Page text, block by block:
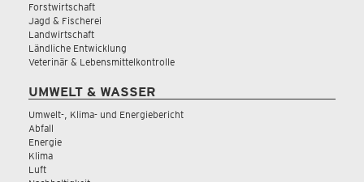
Forstwirtschaft
Jagd & Fischerei
Landwirtschaft
Ländliche Entwicklung
Veterinär & Lebensmittelkontrolle
UMWELT & WASSER
Umwelt-, Klima- und Energiebericht
Abfall
Energie
Klima
Luft